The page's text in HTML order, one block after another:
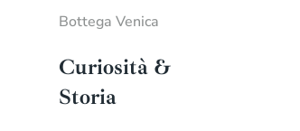
Bottega Venica
Curiosità &
Storia